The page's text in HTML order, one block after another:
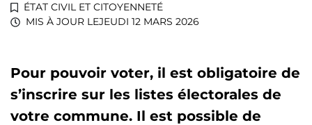
ÉTAT CIVIL ET CITOYENNETÉ
MIS À JOUR LEJEUDI 12 MARS 2026
Pour pouvoir voter, il est obligatoire de
s’inscrire sur les listes électorales de
votre commune. Il est possible de